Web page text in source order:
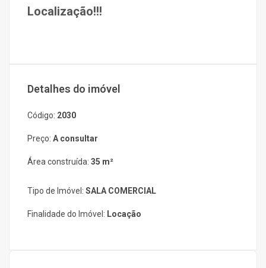
Localização!!!
Detalhes do imóvel
Código: 2030
Preço: A consultar
Área construída: 35 m²
Tipo de Imóvel: SALA COMERCIAL
Finalidade do Imóvel: Locação